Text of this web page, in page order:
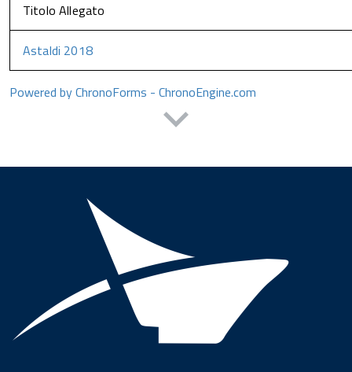
Titolo Allegato
Astaldi 2018
Powered by ChronoForms - ChronoEngine.com